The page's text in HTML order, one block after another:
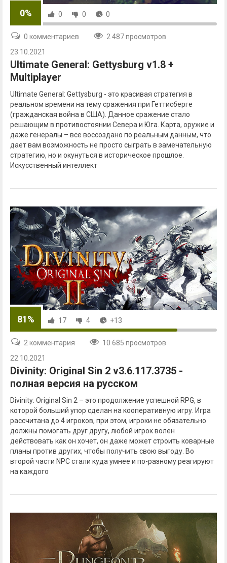
0% 0 0 0
0 комментариев
2 487 просмотров
23.10.2021
Ultimate General: Gettysburg v1.8 +
Multiplayer
Ultimate General: Gettysburg - это красивая стратегия в
реальном времени на тему сражения при Геттисберге
(гражданская война в США). Данное сражение стало
решающим в противостоянии Севера и Юга. Карта, оружие и
даже генералы – все воссоздано по реальным данным, что
дает вам возможность не просто сыграть в замечательную
стратегию, но и окунуться в историческое прошлое.
Искусственный интеллект
81% 17 4 +13
2 комментария
10 685 просмотров
22.10.2021
Divinity: Original Sin 2 v3.6.117.3735 -
полная версия на русском
Divinity: Original Sin 2 – это продолжение успешной RPG, в
которой больший упор сделан на кооперативную игру. Игра
рассчитана до 4 игроков, при этом, игроки не обязательно
должны помогать друг другу, любой игрок волен
действовать как он хочет, он даже может строить коварные
планы против других, чтобы получить свою выгоду. Во
второй части NPC стали куда умнее и по-разному реагируют
на каждого